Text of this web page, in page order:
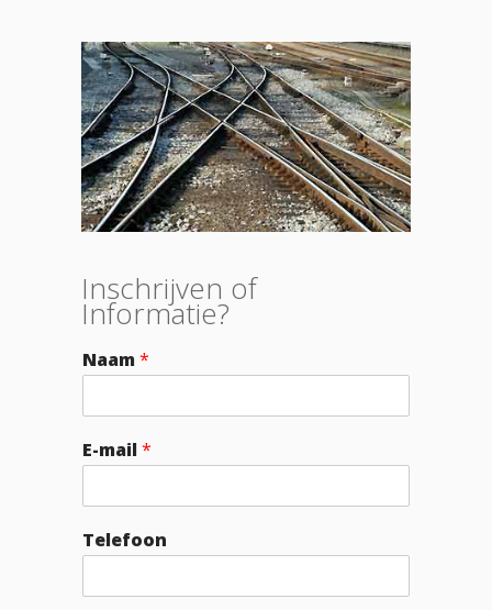
Inschrijven of
Informatie?
Naam*
E-mail*
Telefoon